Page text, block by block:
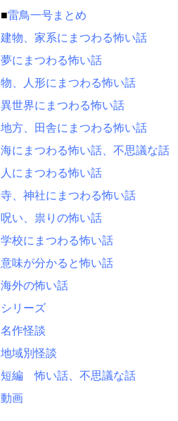
■雷鳥一号まとめ
建物、家系にまつわる怖い話
夢にまつわる怖い話
物、人形にまつわる怖い話
異世界にまつわる怖い話
地方、田舎にまつわる怖い話
海にまつわる怖い話、不思議な話
人にまつわる怖い話
寺、神社にまつわる怖い話
呪い、祟りの怖い話
学校にまつわる怖い話
意味が分かると怖い話
海外の怖い話
シリーズ
名作怪談
地域別怪談
短編 怖い話、不思議な話
動画